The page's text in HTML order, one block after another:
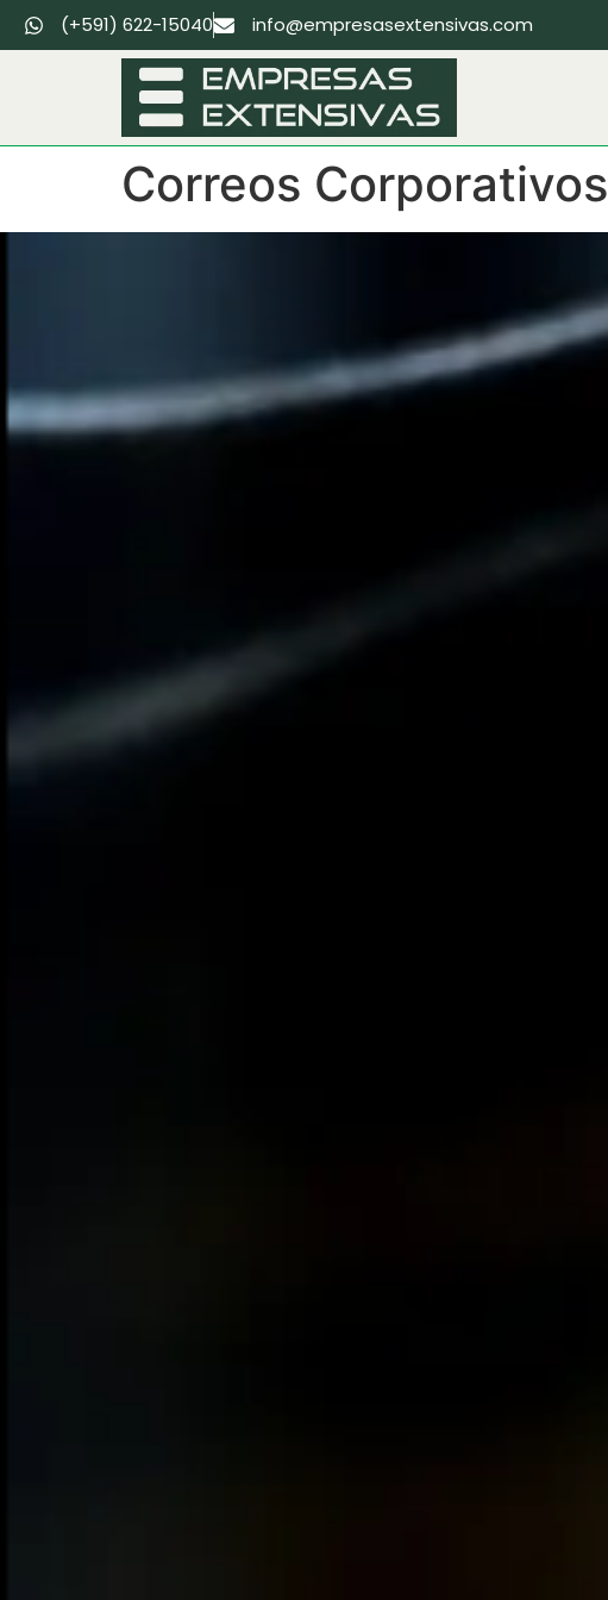
(+591) 622-15040 info@empresasextensivas.com
Correos Corporativos